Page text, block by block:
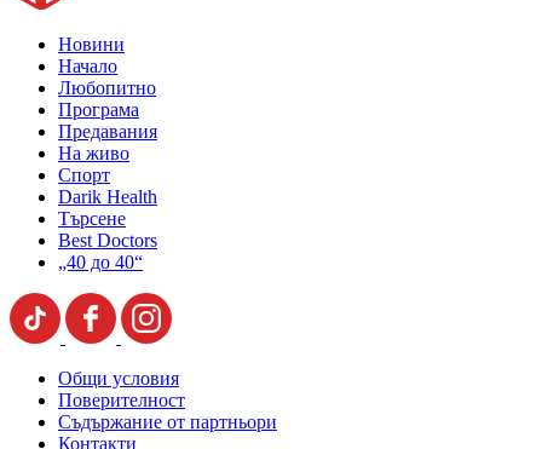
Новини
Начало
Любопитно
Програма
Предавания
На живо
Спорт
Darik Health
Търсене
Best Doctors
„40 до 40“
Общи условия
Поверителност
Съдържание от партньори
Контакти